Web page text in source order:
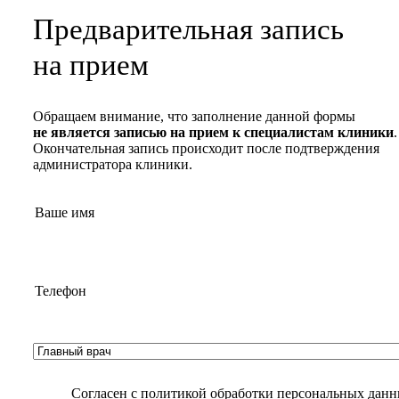
Предварительная запись
на прием
Обращаем внимание, что заполнение данной формы
не является записью на прием к специалистам клиники.
Окончательная запись происходит после подтверждения
администратора клиники.
Согласен с политикой обработки персональных